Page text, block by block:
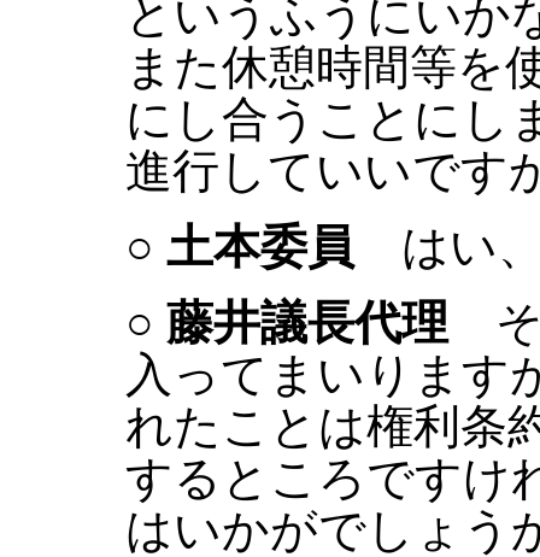
というふうにいか
また休憩時間等を
にし合うことにし
進行していいです
○土本委員
はい
○藤井議長代理 そ
入ってまいります
れたことは権利条
するところですけ
はいかがでしょう